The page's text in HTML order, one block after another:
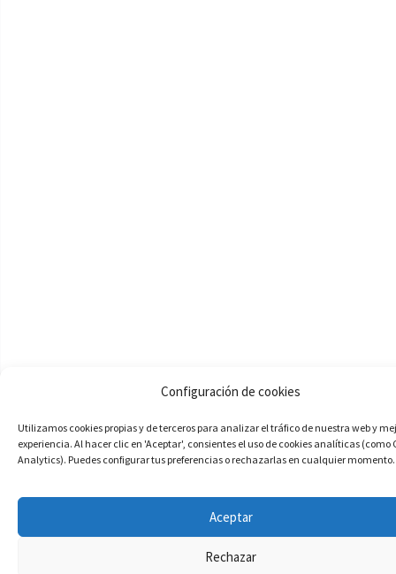
Configuración de cookies
Utilizamos cookies propias y de terceros para analizar el tráfico de nuestra web y
experiencia. Al hacer clic en 'Aceptar', consientes el uso de cookies analíticas (como
Analytics). Puedes configurar tus preferencias o rechazarlas en cualquier momento.
Aceptar
Rechazar